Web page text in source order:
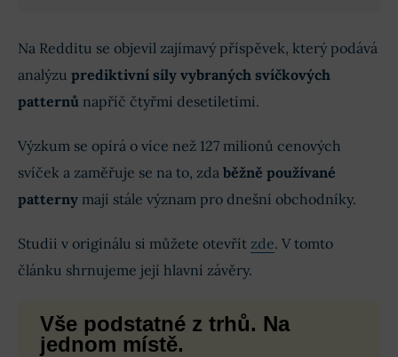
Na Redditu se objevil zajímavý příspěvek, který podává
analýzu prediktivní síly vybraných svíčkových
patternů napříč čtyřmi desetiletími.
Výzkum se opírá o více než 127 milionů cenových
svíček a zaměřuje se na to, zda běžně používané
patterny mají stále význam pro dnešní obchodníky.
Studii v originálu si můžete otevřít zde. V tomto
článku shrnujeme její hlavní závěry.
Vše podstatné z trhů. Na
jednom místě.